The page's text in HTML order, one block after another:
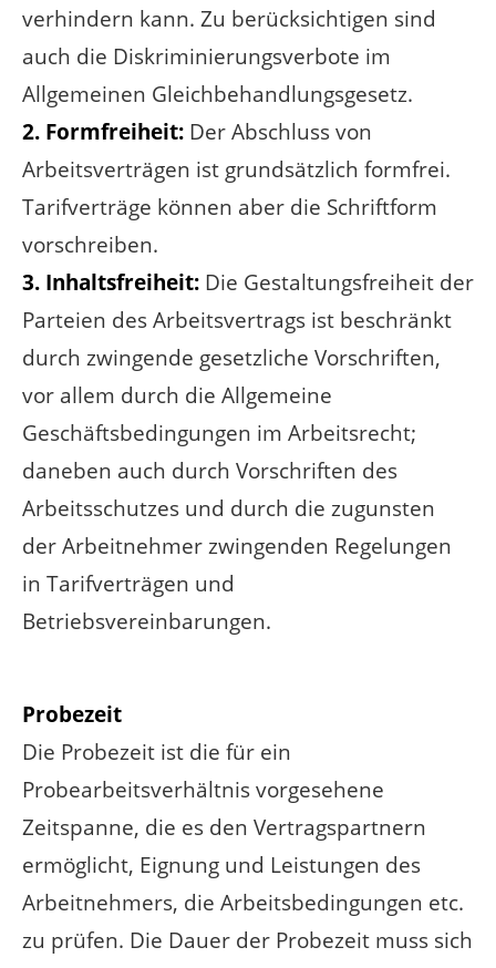
verhindern kann. Zu berücksichtigen sind
auch die Diskriminierungsverbote im
Allgemeinen Gleichbehandlungsgesetz.
2. Formfreiheit: Der Abschluss von
Arbeitsverträgen ist grundsätzlich formfrei.
Tarifverträge können aber die Schriftform
vorschreiben.
3. Inhaltsfreiheit: Die Gestaltungsfreiheit der
Parteien des Arbeitsvertrags ist beschränkt
durch zwingende gesetzliche Vorschriften,
vor allem durch die Allgemeine
Geschäftsbedingungen im Arbeitsrecht;
daneben auch durch Vorschriften des
Arbeitsschutzes und durch die zugunsten
der Arbeitnehmer zwingenden Regelungen
in Tarifverträgen und
Betriebsvereinbarungen.
Probezeit
Die Probezeit ist die für ein
Probearbeitsverhältnis vorgesehene
Zeitspanne, die es den Vertragspartnern
ermöglicht, Eignung und Leistungen des
Arbeitnehmers, die Arbeitsbedingungen etc.
zu prüfen. Die Dauer der Probezeit muss sich